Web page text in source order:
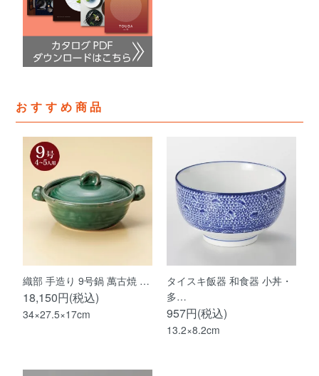
おすすめ商品
織部 手造り 9号鍋 萬古焼 …
18,150円(税込)
34×27.5×17cm
タイスキ飯器 和食器 小丼・
多…
957円(税込)
13.2×8.2cm